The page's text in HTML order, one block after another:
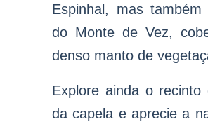
Espinhal, mas
do Monte de Vez,
denso manto de
Explore ainda o recinto
da capela e aprecie a